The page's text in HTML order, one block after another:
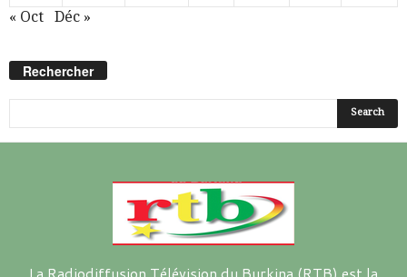
« Oct
Déc »
Rechercher
La Radiodiffusion Télévision du Burkina (RTB) est la